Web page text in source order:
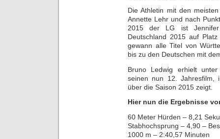
Die Athletin mit den
Annette Lehr und nach
2015 der LG ist
Deutschland 2015 auf
gewann alle Titel von
bis zu den Deutschen mit
Bruno Ledwig erhielt
seinen nun 12. Jahresfilm,
über die Saison 2015 zeigt.
Hier nun die Ergebnisse
60 Meter Hürden – 8,21
Stabhochsprung – 4,90 –
1000 m – 2:40,57 Minuten